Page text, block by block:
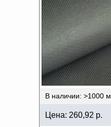
В наличии: >1000 м.
Цена: 260,92 р.